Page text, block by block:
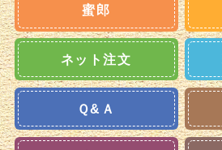
蜜郎
ネット注文
Ｑ&Ａ